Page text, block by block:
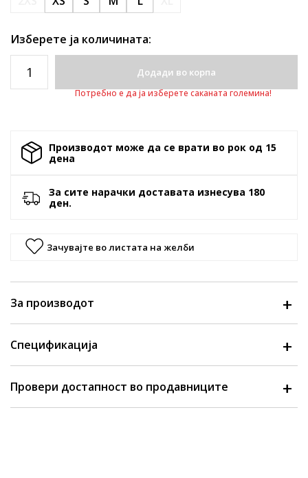
Изберете ја количината:
Додади во корпа
Потребно е да ја изберете саканата големина!
Производот може да се врати во рок од 15
денa
За сите нарачки доставата изнесува 180
ден.
Зачувајте во листата на желби
За производот
Спецификација
Провери достапност во продавниците